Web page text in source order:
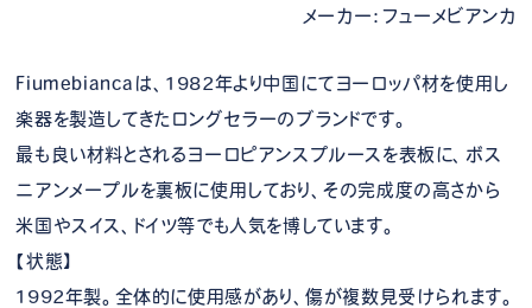
メーカー：フューメビアンカ
Fiumebiancaは、1982年より中国にてヨーロッパ材を使用し
楽器を製造してきたロングセラーのブランドです。
最も良い材料とされるヨーロピアンスプルースを表板に、ボス
ニアンメープルを裏板に使用しており、その完成度の高さから
米国やスイス、ドイツ等でも人気を博しています。
【状態】
1992年製。全体的に使用感があり、傷が複数見受けられます。